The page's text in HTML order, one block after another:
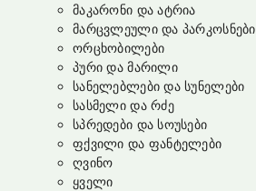
მაკარონი და ატრია
მარცვლეული და პარკოსნები
ორცხობილები
პური და მარილი
სანელებლები და სუნელები
სასმელი და რძე
სპრედები და სოუსები
ფქვილი და ფანტელები
ღვინო
ყველი